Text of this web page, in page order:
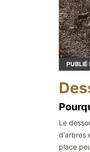
PUBLIÉ
Le
d'arbres
place